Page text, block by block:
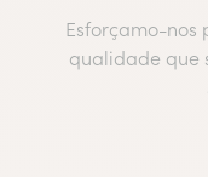
Esforçamo-nos
qualidade que